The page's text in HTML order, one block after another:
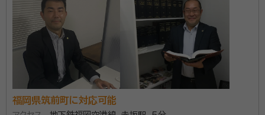
福岡県筑前町に対応可能